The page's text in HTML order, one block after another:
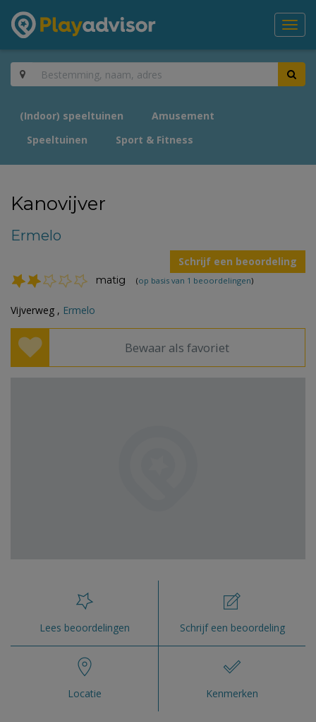
(Indoor) speeltuinen
Amusement
Speeltuinen
Sport & Fitness
Kanovijver
Ermelo
Schrijf een beoordeling
matig (op basis van 1 beoordelingen)
Vijverweg , Ermelo
Bewaar als favoriet
Lees beoordelingen Schrijf een beoordeling
Locatie Kenmerken